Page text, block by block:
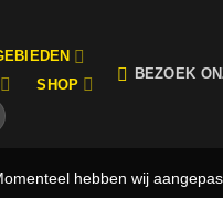
SHOP
BEZOEK
hebben wij